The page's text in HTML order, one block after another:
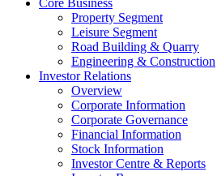
Core Business
Property Segment
Leisure Segment
Road Building & Quarry
Engineering & Construction
Investor Relations
Overview
Corporate Information
Corporate Governance
Financial Information
Stock Information
Investor Centre & Reports